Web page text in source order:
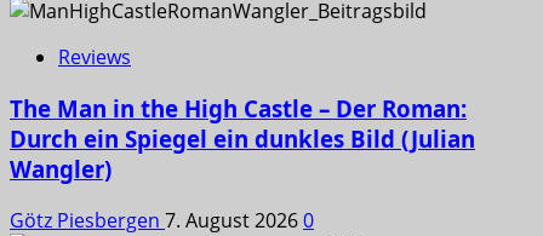
Reviews
The Man in the High Castle – Der Roman:
Durch ein Spiegel ein dunkles Bild (Julian
Wangler)
Götz Piesbergen 7. August 20260